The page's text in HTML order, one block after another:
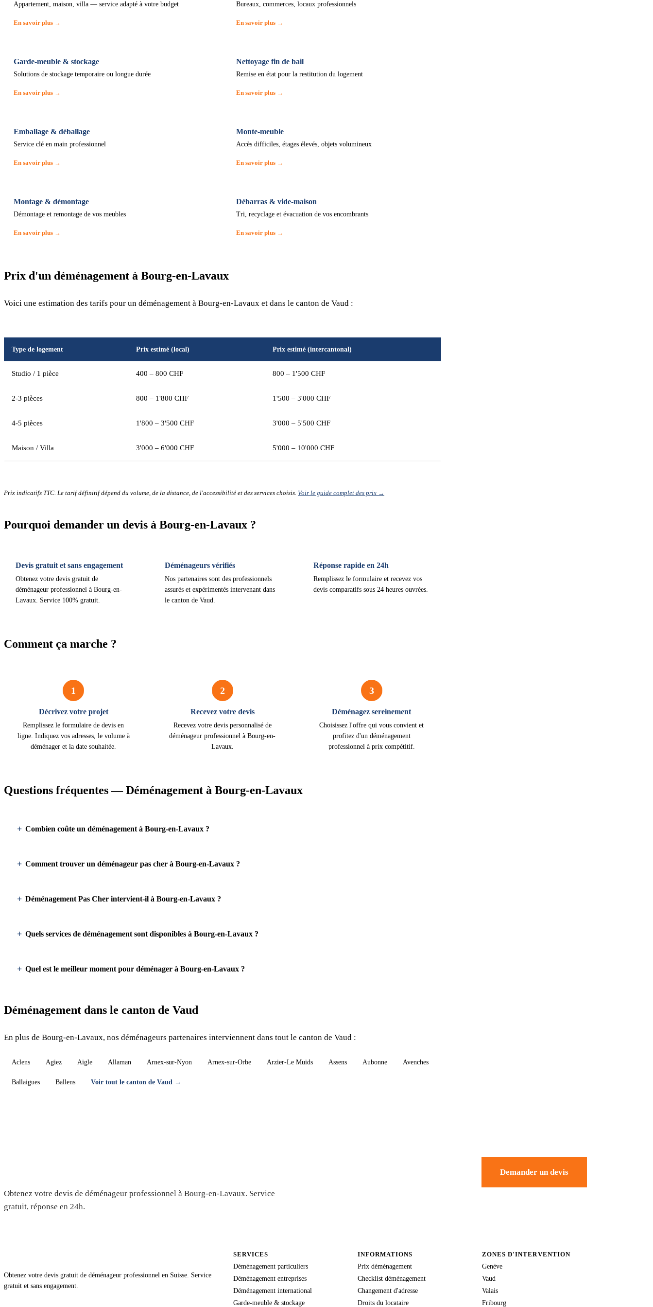
Appartement, maison, villa — service adapté à votre budget
En savoir plus →
Bureaux, commerces, locaux professionnels
En savoir plus →
Garde-meuble & stockage
Solutions de stockage temporaire ou longue durée
En savoir plus →
Nettoyage fin de bail
Remise en état pour la restitution du logement
En savoir plus →
Emballage & déballage
Service clé en main professionnel
En savoir plus →
Monte-meuble
Accès difficiles, étages élevés, objets volumineux
En savoir plus →
Montage & démontage
Démontage et remontage de vos meubles
En savoir plus →
Débarras & vide-maison
Tri, recyclage et évacuation de vos encombrants
En savoir plus →
Prix d'un déménagement à Bourg-en-Lavaux
Voici une estimation des tarifs pour un déménagement à Bourg-en-Lavaux et dans le canton de Vaud :
Type de logement Prix estimé (local) Prix estimé (intercantonal)
Studio / 1 pièce 400 – 800 CHF 800 – 1'500 CHF
2-3 pièces 800 – 1'800 CHF 1'500 – 3'000 CHF
4-5 pièces 1'800 – 3'500 CHF 3'000 – 5'500 CHF
Maison / Villa 3'000 – 6'000 CHF 5'000 – 10'000 CHF
Prix indicatifs TTC. Le tarif définitif dépend du volume, de la distance, de l'accessibilité et des services choisis. Voir le guide complet des prix →
Pourquoi demander un devis à Bourg-en-Lavaux ?
Devis gratuit et sans engagement
Obtenez votre devis gratuit de
déménageur professionnel à Bourg-en-
Lavaux. Service 100% gratuit.
Déménageurs vérifiés
Nos partenaires sont des professionnels
assurés et expérimentés intervenant dans
le canton de Vaud.
Réponse rapide en 24h
Remplissez le formulaire et recevez vos
devis comparatifs sous 24 heures ouvrées.
Comment ça marche ?
1
Décrivez votre projet
Remplissez le formulaire de devis en
ligne. Indiquez vos adresses, le volume à
déménager et la date souhaitée.
2
Recevez votre devis
Recevez votre devis personnalisé de
déménageur professionnel à Bourg-en-
Lavaux.
3
Déménagez sereinement
Choisissez l'offre qui vous convient et
profitez d'un déménagement
professionnel à prix compétitif.
Questions fréquentes — Déménagement à Bourg-en-Lavaux
Combien coûte un déménagement à Bourg-en-Lavaux ?
Comment trouver un déménageur pas cher à Bourg-en-Lavaux ?
Déménagement Pas Cher intervient-il à Bourg-en-Lavaux ?
Quels services de déménagement sont disponibles à Bourg-en-Lavaux ?
Quel est le meilleur moment pour déménager à Bourg-en-Lavaux ?
Déménagement dans le canton de Vaud
En plus de Bourg-en-Lavaux, nos déménageurs partenaires interviennent dans tout le canton de Vaud :
Aclens Agiez Aigle Allaman Arnex-sur-Nyon Arnex-sur-Orbe Arzier-Le Muids Assens Aubonne Avenches
Ballaigues Ballens Voir tout le canton de Vaud →
Obtenez votre devis de déménageur professionnel à Bourg-en-Lavaux. Service
gratuit, réponse en 24h.
Demander un devis
Obtenez votre devis gratuit de déménageur professionnel en Suisse. Service
gratuit et sans engagement.
SERVICES
Déménagement particuliers
Déménagement entreprises
Déménagement international
Garde-meuble & stockage
INFORMATIONS
Prix déménagement
Checklist déménagement
Changement d'adresse
Droits du locataire
ZONES D'INTERVENTION
Genève
Vaud
Valais
Fribourg